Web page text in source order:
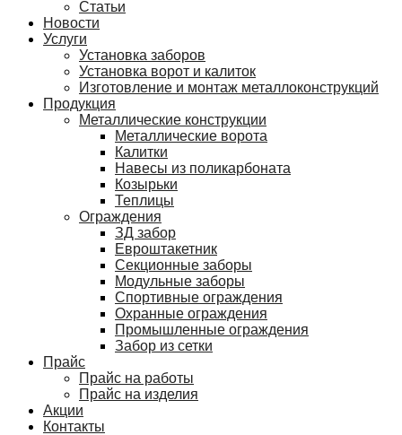
Статьи
Новости
Услуги
Установка заборов
Установка ворот и калиток
Изготовление и монтаж металлоконструкций
Продукция
Металлические конструкции
Металлические ворота
Калитки
Навесы из поликарбоната
Козырьки
Теплицы
Ограждения
ЗД забор
Евроштакетник
Секционные заборы
Модульные заборы
Спортивные ограждения
Охранные ограждения
Промышленные ограждения
Забор из сетки
Прайс
Прайс на работы
Прайс на изделия
Акции
Контакты